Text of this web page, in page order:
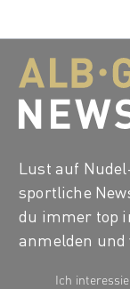
Lust auf
sportliche
du immer top
anmelden und